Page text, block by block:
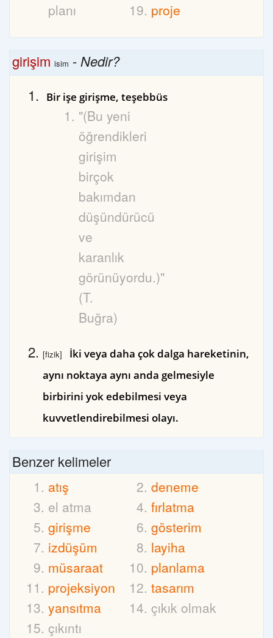
planı
proje
girişim isim -Nedir?
Bir işe girişme, teşebbüs
"(Bu yeni
öğrendikleri
girişim
birçok
bakımdan
düşündürücü
ve
karanlık
görünüyordu.)"
(T.
Buğra)
[fizik]
İki veya daha çok dalga hareketinin,
aynı noktaya aynı anda gelmesiyle
birbirini yok edebilmesi veya
kuvvetlendirebilmesi olayı.
Benzer kelimeler
atış
deneme
el atma
fırlatma
girişme
gösterim
izdüşüm
layiha
müsaraat
planlama
projeksiyon
tasarım
yansıtma
çıkık olmak
çıkıntı